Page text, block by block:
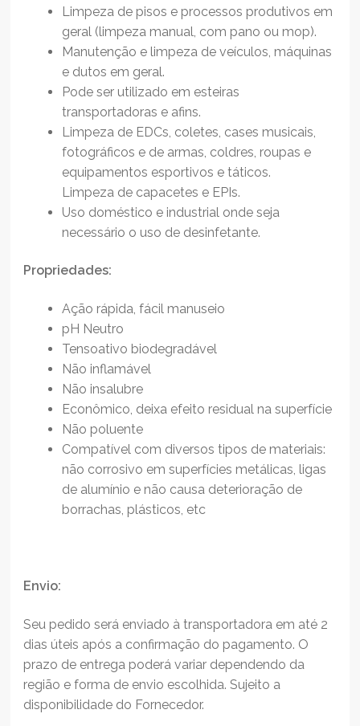
Limpeza de pisos e processos produtivos em
geral (limpeza manual, com pano ou mop).
Manutenção e limpeza de veículos, máquinas
e dutos em geral.
Pode ser utilizado em esteiras
transportadoras e afins.
Limpeza de EDCs, coletes, cases musicais,
fotográficos e de armas, coldres, roupas e
equipamentos esportivos e táticos.
Limpeza de capacetes e EPIs.
Uso doméstico e industrial onde seja
necessário o uso de desinfetante.
Propriedades:
Ação rápida, fácil manuseio
pH Neutro
Tensoativo biodegradável
Não inflamável
Não insalubre
Econômico, deixa efeito residual na superfície
Não poluente
Compatível com diversos tipos de materiais:
não corrosivo em superfícies metálicas, ligas
de alumínio e não causa deterioração de
borrachas, plásticos, etc
Envio:
Seu pedido será enviado à transportadora em até 2
dias úteis após a confirmação do pagamento. O
prazo de entrega poderá variar dependendo da
região e forma de envio escolhida. Sujeito a
disponibilidade do Fornecedor.